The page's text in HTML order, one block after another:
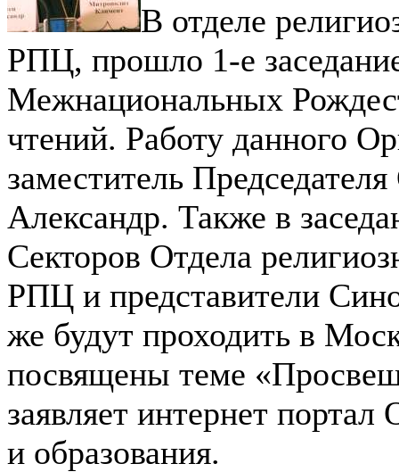
В отделе
РПЦ, прошло 1-е
Межнациональных
чтений. Работу данного
заместитель
Александр. Также в
Секторов Отдела
РПЦ и представители
же будут проходить в
посвящены теме
заявляет интернет портал
и образования.